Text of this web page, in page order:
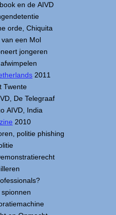
en de AIVD
orde, Chiquita
van een Mol
jongeren
2011
Twente
De Telegraaf
AIVD, India
2010
politie phishing